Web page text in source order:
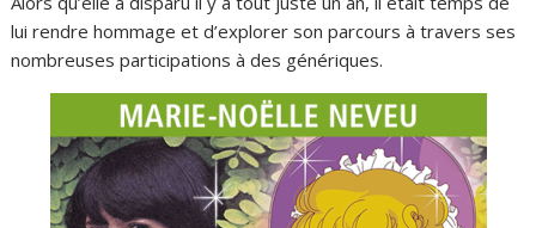
lui rendre hommage et d’explorer son parcours à travers ses
nombreuses participations à des génériques.